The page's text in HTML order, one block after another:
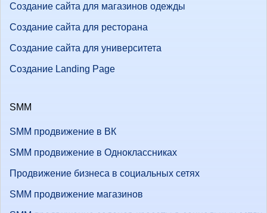
Создание сайта для магазинов одежды
Создание сайта для ресторана
Создание сайта для университета
Создание Landing Page
SMM
SMM продвижение в ВК
SMM продвижение в Одноклассниках
Продвижение бизнеса в социальных сетях
SMM продвижение магазинов